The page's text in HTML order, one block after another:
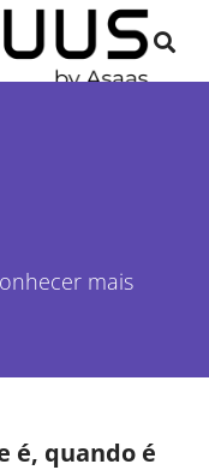
mais
é, quando é